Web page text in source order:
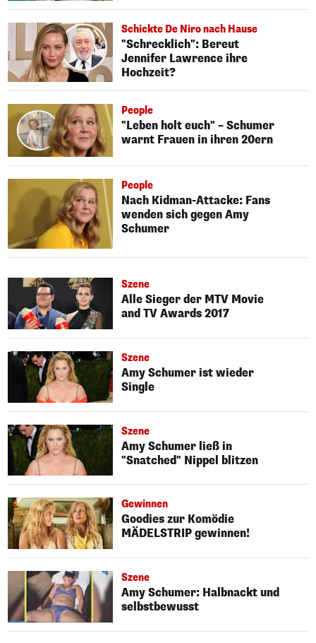
Schickte De Niro nach Hause
"Schrecklich": Bereut
Jennifer Lawrence ihre
Hochzeit?
People
"Leben holt euch" – Schumer
warnt Frauen in ihren 20ern
People
Nach Kidman-Attacke: Fans
wenden sich gegen Amy
Schumer
Szene
Alle Sieger der MTV Movie
and TV Awards 2017
Szene
Amy Schumer ist wieder
Single
Szene
Amy Schumer ließ in
"Snatched" Nippel blitzen
Gewinnen
Goodies zur Komödie
MÄDELSTRIP gewinnen!
Szene
Amy Schumer: Halbnackt und
selbstbewusst